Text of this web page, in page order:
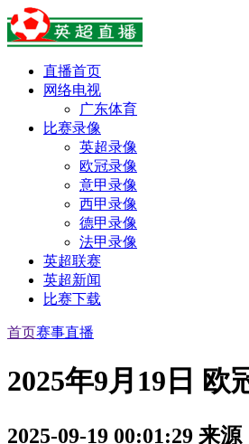
直播首页
网络电视
广东体育
比赛录像
英超录像
欧冠录像
意甲录像
西甲录像
德甲录像
法甲录像
英超联赛
英超新闻
比赛下载
首页赛事直播
2025年9月19日
2025-09-19 00:01:29 来源